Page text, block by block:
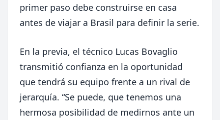
primer paso debe construirse en casa
antes de viajar a Brasil para definir la serie.
En la previa, el técnico Lucas Bovaglio
transmitió confianza en la oportunidad
que tendrá su equipo frente a un rival de
jerarquía. “Se puede, que tenemos una
hermosa posibilidad de medirnos ante un